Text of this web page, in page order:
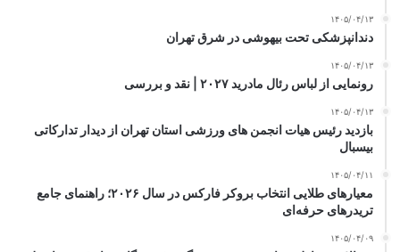
۱۴۰۵/۰۴/۱۳
دندانپزشکی تحت بیهوشی در شرق تهران
۱۴۰۵/۰۴/۱۳
رونمایی از لباس رئال مادرید ۲۰۲۷ | نقد و بررسی
۱۴۰۵/۰۴/۱۳
بازدید رئیس هیات انجمن های ورزشی استان تهران از دیدار تدارکاتی
بیسبال
۱۴۰۵/۰۴/۱۱
معیارهای طلایی انتخاب بروکر فارکس در سال ۲۰۲۶؛ راهنمای جامع
تریدرهای حرفه‌ای
۱۴۰۵/۰۴/۰۹